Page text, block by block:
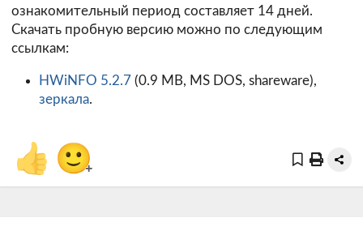
ознакомительный период составляет 14 дней.
Скачать пробную версию можно по следующим
ссылкам:
HWiNFO 5.2.7 (0.9 MB, MS DOS, shareware),
зеркала.
👍 🙂+